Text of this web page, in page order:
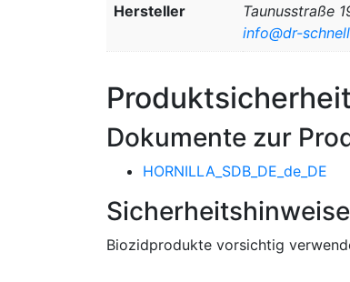
Hersteller
Taunusstraße
info@dr-
Produktsicherheit
Dokumente zur
HORNILLA_SDB_DE_de_DE
Sicherheitshinweise
Biozidprodukte vorsichtig